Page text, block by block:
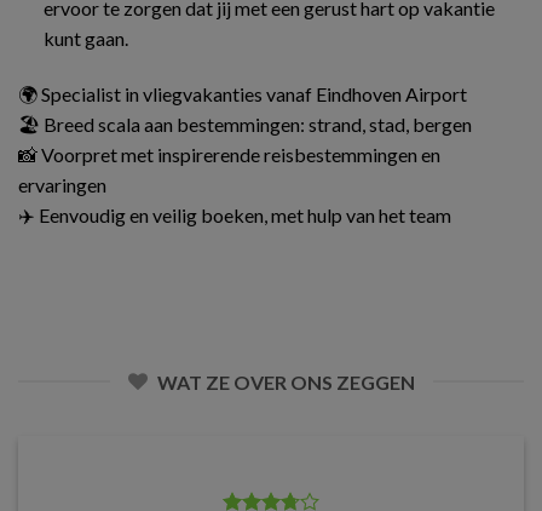
ervoor te zorgen dat jij met een gerust hart op vakantie
kunt gaan.
🌍 Specialist in vliegvakanties vanaf Eindhoven Airport
🏖️ Breed scala aan bestemmingen: strand, stad, bergen
📸 Voorpret met inspirerende reisbestemmingen en
ervaringen
✈️ Eenvoudig en veilig boeken, met hulp van het team
WAT ZE OVER ONS ZEGGEN